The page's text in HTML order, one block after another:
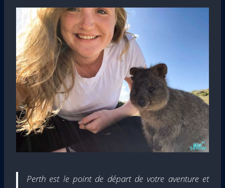
Perth est le point de départ de votre aventure et